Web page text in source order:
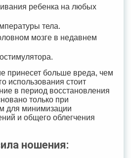
ребенка на любых
тела.
мозге в недавнем
принесет больше вреда, чем
использования стоит
в период восстановления
только при
для минимизации
и общего облегчения
ношения: